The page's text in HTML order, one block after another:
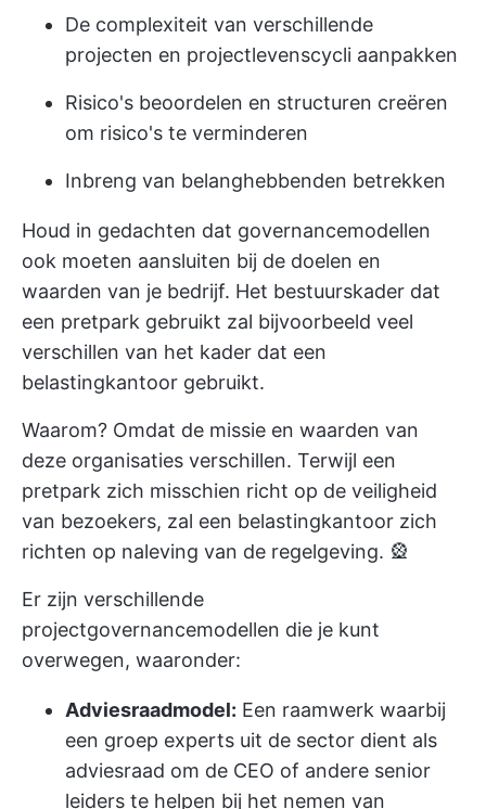
De complexiteit van verschillende
projecten en projectlevenscycli aanpakken
Risico's beoordelen en structuren creëren
om risico's te verminderen
Inbreng van belanghebbenden betrekken
Houd in gedachten dat governancemodellen
ook moeten aansluiten bij de doelen en
waarden van je bedrijf. Het bestuurskader dat
een pretpark gebruikt zal bijvoorbeeld veel
verschillen van het kader dat een
belastingkantoor gebruikt.
Waarom? Omdat de missie en waarden van
deze organisaties verschillen. Terwijl een
pretpark zich misschien richt op de veiligheid
van bezoekers, zal een belastingkantoor zich
richten op naleving van de regelgeving. 🎡
Er zijn verschillende
projectgovernancemodellen die je kunt
overwegen, waaronder:
Adviesraadmodel: Een raamwerk waarbij
een groep experts uit de sector dient als
adviesraad om de CEO of andere senior
leiders te helpen bij het nemen van